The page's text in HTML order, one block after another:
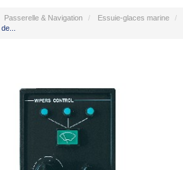
Passerelle & Navigation Essuie-glaces marine